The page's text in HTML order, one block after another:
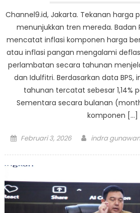
Channel9.id, Jakarta. Tekanan harga
menunjukkan tren mereda. Badan
mencatat inflasi komponen harga
atau inflasi pangan mengalami
perlambatan secara tahunan
dan Idulfitri. Berdasarkan data BPS,
tahunan tercatat sebesar 1,14%
Sementara secara bulanan
komponen […]
Posted
Februari 3, 2026 Author
indra gunawan